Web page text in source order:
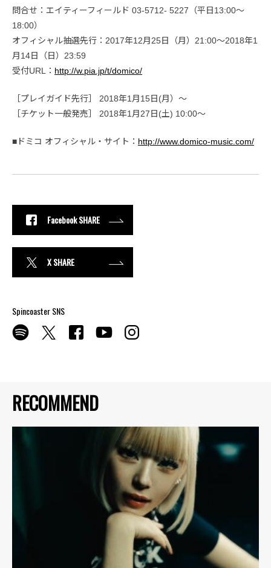
RECOMMEND
問合せ：エイティーフィールド 03-5712- 5227（平日13:00～
18:00）
オフィシャル抽選先行：2017年12月25日（月）21:00〜2018年1
月14日（日）23:59
受付URL： http://w.pia.jp/t/domico/
［プレイガイド先行］ 2018年1月15日(月）〜
［チケット一般発売］ 2018年1月27日(土) 10:00〜
■ドミコ オフィシャル・サイト： http://www.domico-music.com/
Facebook SHARE
X SHARE
Spincoaster SNS